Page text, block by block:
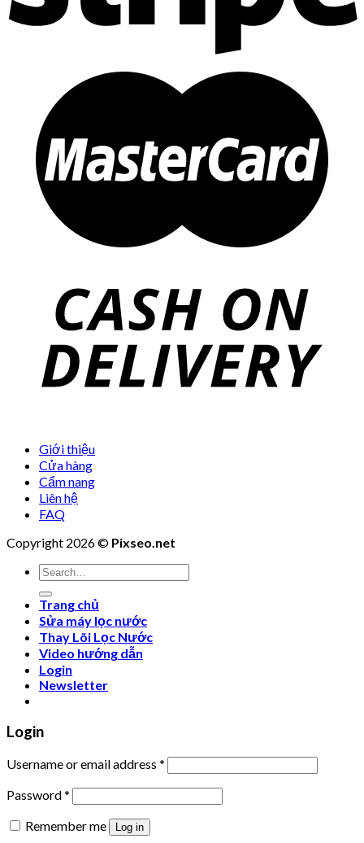
Giới thiệu
Cửa hàng
Cẩm nang
Liên hệ
FAQ
Copyright 2026 © Pixseo.net
Search
for:
Trang chủ
Sửa máy lọc nước
Thay Lõi Lọc Nước
Video hướng dẫn
Login
Newsletter
Login
Username or email address *
Password*
Remember me
Log in